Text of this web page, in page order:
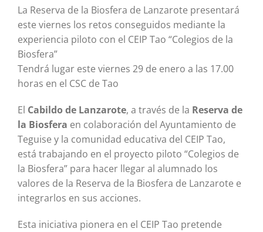
La Reserva de la Biosfera de Lanzarote presentará
este viernes los retos conseguidos mediante la
experiencia piloto con el CEIP Tao “Colegios de la
Biosfera”
Tendrá lugar este viernes 29 de enero a las 17.00
horas en el CSC de Tao
El Cabildo de Lanzarote, a través de la Reserva de
la Biosfera en colaboración del Ayuntamiento de
Teguise y la comunidad educativa del CEIP Tao,
está trabajando en el proyecto piloto “Colegios de
la Biosfera” para hacer llegar al alumnado los
valores de la Reserva de la Biosfera de Lanzarote e
integrarlos en sus acciones.
Esta iniciativa pionera en el CEIP Tao pretende